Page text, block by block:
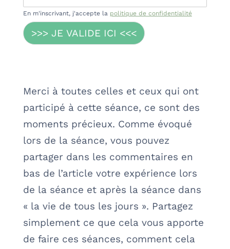
En m'inscrivant, j'accepte la politique de confidentialité
>>> JE VALIDE ICI <<<
Merci à toutes celles et ceux qui ont
participé à cette séance, ce sont des
moments précieux. Comme évoqué
lors de la séance, vous pouvez
partager dans les commentaires en
bas de l’article votre expérience lors
de la séance et après la séance dans
« la vie de tous les jours ». Partagez
simplement ce que cela vous apporte
de faire ces séances, comment cela